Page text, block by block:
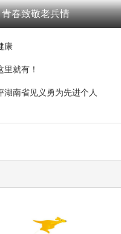
春致敬老兵情
康
就有！
湖南省见义勇为先进个人